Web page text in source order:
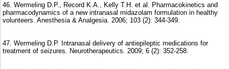
46. Wermeling D.P., Record K.A., Kelly T.H. et al. Pharmacokinetics and
pharmacodynamics of a new intranasal midazolam formulation in healthy
volunteers. Anesthesia & Analgesia. 2006; 103 (2): 344-349.
47. Wermeling D.P. Intranasal delivery of antiepileptic medications for
treatment of seizures. Neurotherapeutics. 2009; 6 (2): 352-258.